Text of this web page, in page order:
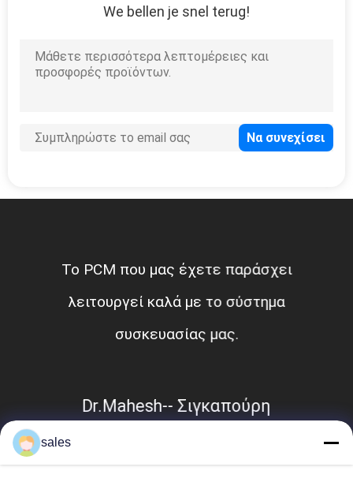
We bellen je snel terug!
Το PCM που μας έχετε παράσχει
λειτουργεί καλά με το σύστημα
συσκευασίας μας.
Dr.Mahesh-- Σιγκαπούρη
sales